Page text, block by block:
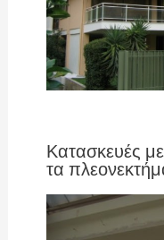
Κατασκευές
τα